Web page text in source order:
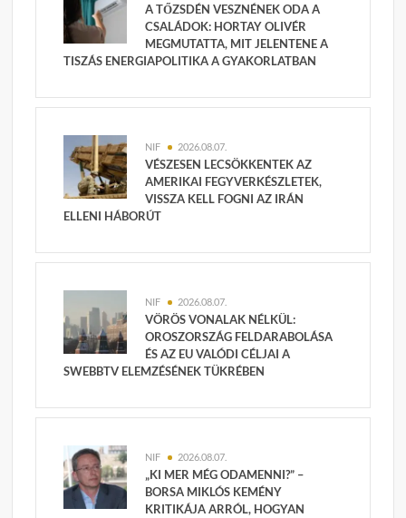
A TŐZSDÉN VESZNÉNEK ODA A
CSALÁDOK: HORTAY OLIVÉR
MEGMUTATTA, MIT JELENTENE A
TISZÁS ENERGIAPOLITIKA A GYAKORLATBAN
NIF 2026.08.07.
VÉSZESEN LECSÖKKENTEK AZ
AMERIKAI FEGYVERKÉSZLETEK,
VISSZA KELL FOGNI AZ IRÁN
ELLENI HÁBORÚT
NIF 2026.08.07.
VÖRÖS VONALAK NÉLKÜL:
OROSZORSZÁG FELDARABOLÁSA
ÉS AZ EU VALÓDI CÉLJAI A
SWEBBTV ELEMZÉSÉNEK TÜKRÉBEN
NIF 2026.08.07.
„KI MER MÉG ODAMENNI?” –
BORSA MIKLÓS KEMÉNY
KRITIKÁJA ARRÓL, HOGYAN